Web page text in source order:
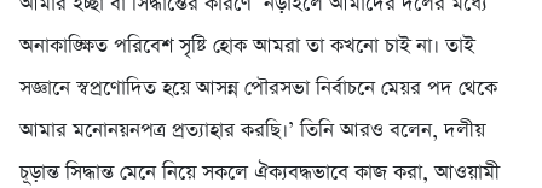
অনাকাঙ্ক্ষিত পরিবেশ সৃষ্টি হোক আমরা তা কখনো চাই না। তাই
সজ্ঞানে স্বপ্রণোদিত হয়ে আসন্ন পৌরসভা নির্বাচনে মেয়র পদ থেকে
আমার মনোনয়নপত্র প্রত্যাহার করছি।’ তিনি আরও বলেন, দলীয়
চূড়ান্ত সিদ্ধান্ত মেনে নিয়ে সকলে ঐক্যবদ্ধভাবে কাজ করা, আওয়ামী